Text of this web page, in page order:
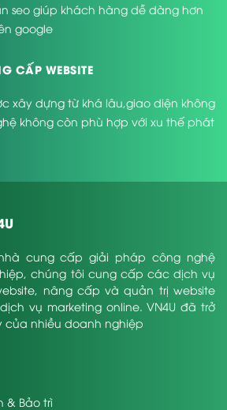
seo giúp khách hàng dễ dàng hơn
google
CẤP WEBSITE
xây dựng từ khá lâu,giao diện không
không còn phù hợp với xu thế phát
nhà cung cấp giải pháp công nghệ
chúng tôi cung cấp các dịch vụ
nâng cấp và quản trị website
vụ marketing online. VN4U đã trở
nhiều doanh nghiệp
& Bảo trì